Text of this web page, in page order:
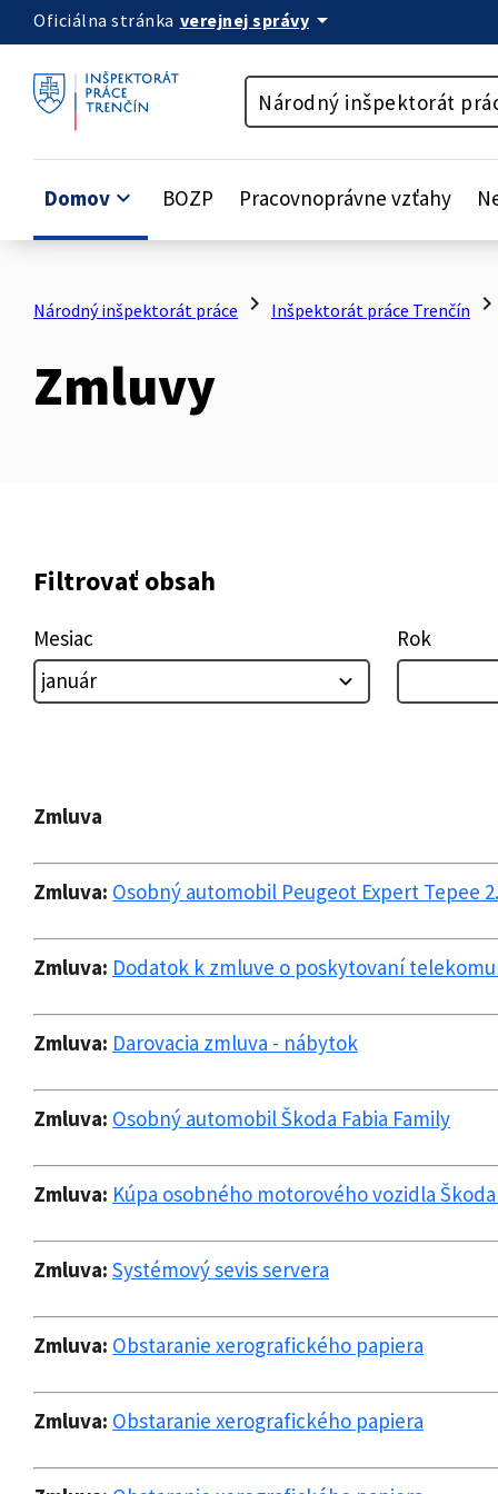
Preskočiť na obsah
Oficiálna stránka verejnej správy arrow_drop_down
Národný inšpektorát
Domov keyboard_arrow_down BOZP Pracovnoprávne vzťahy
Národný inšpektorát práce chevron_right Inšpektorát práce Trenčín chevron_right
Zmluvy
Filtrovať obsah
Mesiac Rok
Zmluva
Zmluva: Osobný automobil Peugeot Expert Tepee
Zmluva: Dodatok k zmluve o poskytovaní
Zmluva: Darovacia zmluva - nábytok
Zmluva: Osobný automobil Škoda Fabia Family
Zmluva: Kúpa osobného motorového vozidla
Zmluva: Systémový sevis servera
Zmluva: Obstaranie xerografického papiera
Zmluva: Obstaranie xerografického papiera